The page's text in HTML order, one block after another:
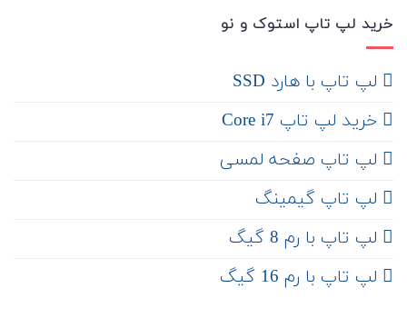
خرید لپ تاپ استوک و نو
لپ تاپ با هارد SSD
خرید لپ تاپ Core i7
لپ تاپ صفحه لمسی
لپ تاپ گیمینگ
لپ تاپ با رم 8 گیگ
لپ تاپ با رم 16 گیگ